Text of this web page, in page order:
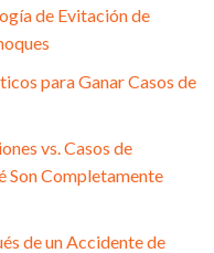
de Evitación de
para Ganar Casos de
vs. Casos de
Son Completamente
de un Accidente de